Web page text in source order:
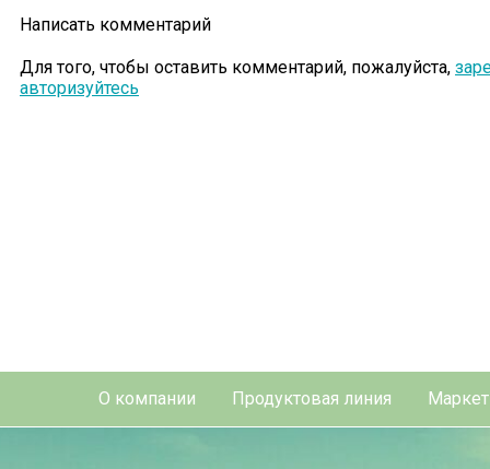
Написать комментарий
Для того, чтобы оставить комментарий, пожалуйста,
авторизуйтесь
О компании Продуктовая линия